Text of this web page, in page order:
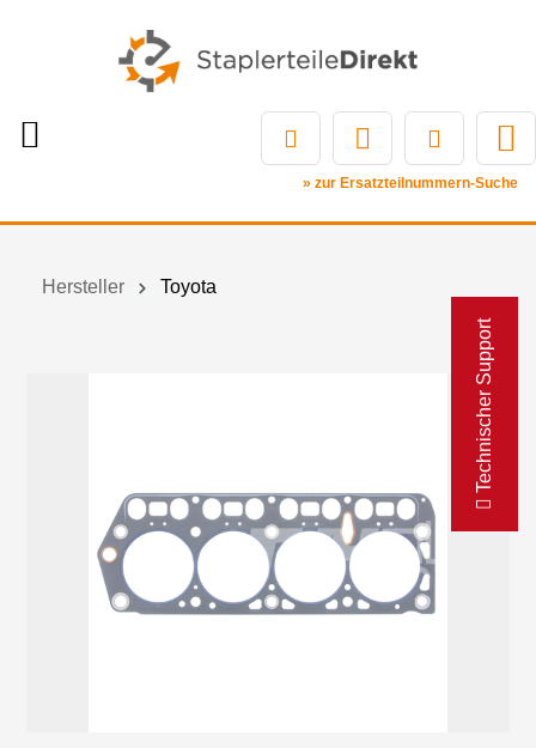
Technischer Support
» zur Ersatzteilnummern-Suche
Hersteller Toyota